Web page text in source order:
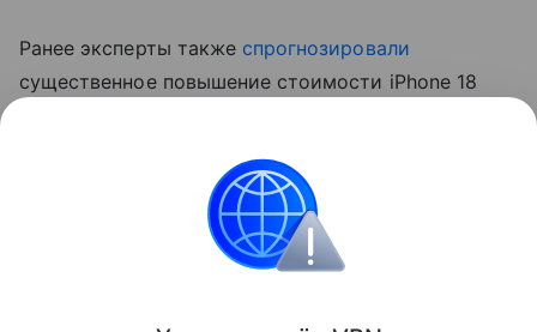
Ранее эксперты также спрогнозировали
существенное повышение стоимости iPhone 18